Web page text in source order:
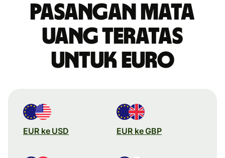
Pasangan mata
uang teratas
untuk euro
EUR ke USD EUR ke GBP